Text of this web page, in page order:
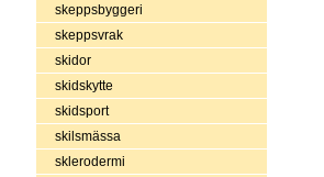
skeppsbyggeri
skeppsvrak
skidor
skidskytte
skidsport
skilsmässa
sklerodermi